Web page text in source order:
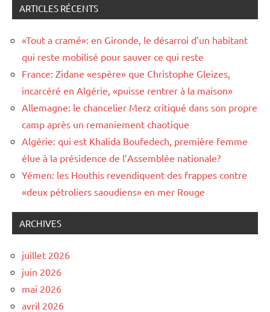
ARTICLES RÉCENTS
«Tout a cramé»: en Gironde, le désarroi d’un habitant
qui reste mobilisé pour sauver ce qui reste
France: Zidane «espère» que Christophe Gleizes,
incarcéré en Algérie, «puisse rentrer à la maison»
Allemagne: le chancelier Merz critiqué dans son propre
camp après un remaniement chaotique
Algérie: qui est Khalida Boufedech, première femme
élue à la présidence de l’Assemblée nationale?
Yémen: les Houthis revendiquent des frappes contre
«deux pétroliers saoudiens» en mer Rouge
ARCHIVES
juillet 2026
juin 2026
mai 2026
avril 2026